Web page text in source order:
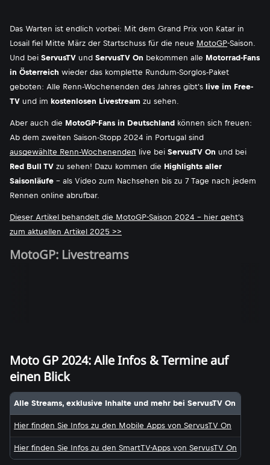
Das Warten ist endlich vorbei: Mit dem Grand Prix von Katar in
Losail fiel Mitte März der Startschuss für die neue MotoGP-Saison.
Und bei ServusTV und ServusTV On bekommen alle Motorrad-Fans
in Österreich wieder das komplette Rundum-Sorglos-Paket
geboten: Alle Renn-Wochenenden des Jahres gibt's live im Free-
TV und im kostenlosen Livestream zu sehen.
Aber auch die MotoGP-Fans in Deutschland können sich freuen:
Ab dem zweiten Saison-Stopp 2024 in Portugal sind
ausgewählte Renn-Wochenenden live bei ServusTV On und bei
Red Bull TV zu sehen! Dazu kommen die Highlights aller
Saisonläufe - als Video zum Nachsehen bis zu 7 Tage nach jedem
Rennen online abrufbar.
Dieser Artikel behandelt die MotoGP-Saison 2024 - hier geht's
zum aktuellen Artikel 2025 >>
MotoGP: Livestreams
Moto GP 2024: Alle Infos & Termine auf
einen Blick
Alle Streams, exklusive Inhalte und mehr bei ServusTV On
Hier finden Sie Infos zu den Mobile Apps von ServusTV On
Hier finden Sie Infos zu den SmartTV-Apps von ServusTV On